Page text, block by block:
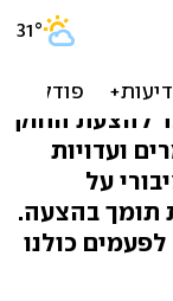
להצעת החוק
ועדויות
על
תומך בהצעה.
כולנו